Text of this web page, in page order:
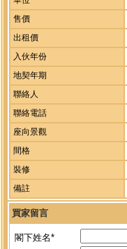
售價
出租價
入伙年份
地契年期
聯絡人
聯絡電話
座向景觀
間格
裝修
備註
買家留言
閣下姓名*